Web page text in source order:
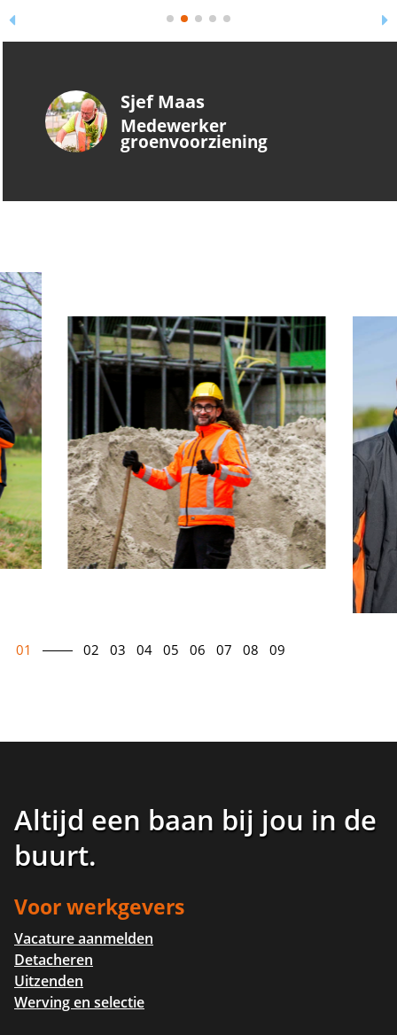
Sjef Maas
Medewerker
groenvoorziening
01 02 03 04 05 06 07 08 09
Altijd een baan bij jou in de
buurt.
Voor werkgevers
Vacature aanmelden
Detacheren
Uitzenden
Werving en selectie